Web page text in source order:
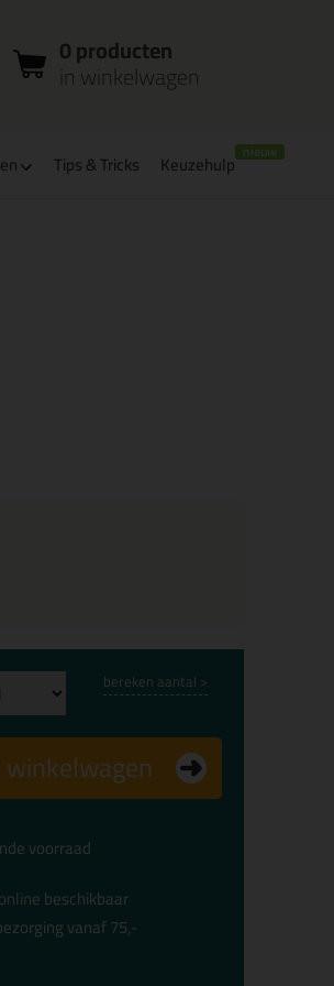
in winkelwagen
0 producten
in winkelwagen
Tips & Tricks Keuzehulp
bereken aantal >
winkelwagen
voorraad
beschikbaar
vanaf 75,-